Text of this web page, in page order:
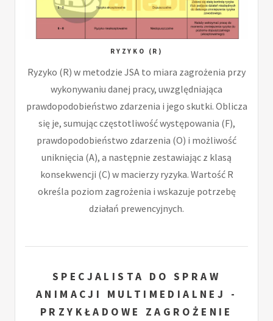
RYZYKO (R)
Ryzyko (R) w metodzie JSA to miara zagrożenia przy
wykonywaniu danej pracy, uwzględniająca
prawdopodobieństwo zdarzenia i jego skutki. Oblicza
się je, sumując częstotliwość występowania (F),
prawdopodobieństwo zdarzenia (O) i możliwość
uniknięcia (A), a następnie zestawiając z klasą
konsekwencji (C) w macierzy ryzyka. Wartość R
określa poziom zagrożenia i wskazuje potrzebę
działań prewencyjnych.
SPECJALISTA DO SPRAW
ANIMACJI MULTIMEDIALNEJ -
PRZYKŁADOWE ZAGROŻENIE